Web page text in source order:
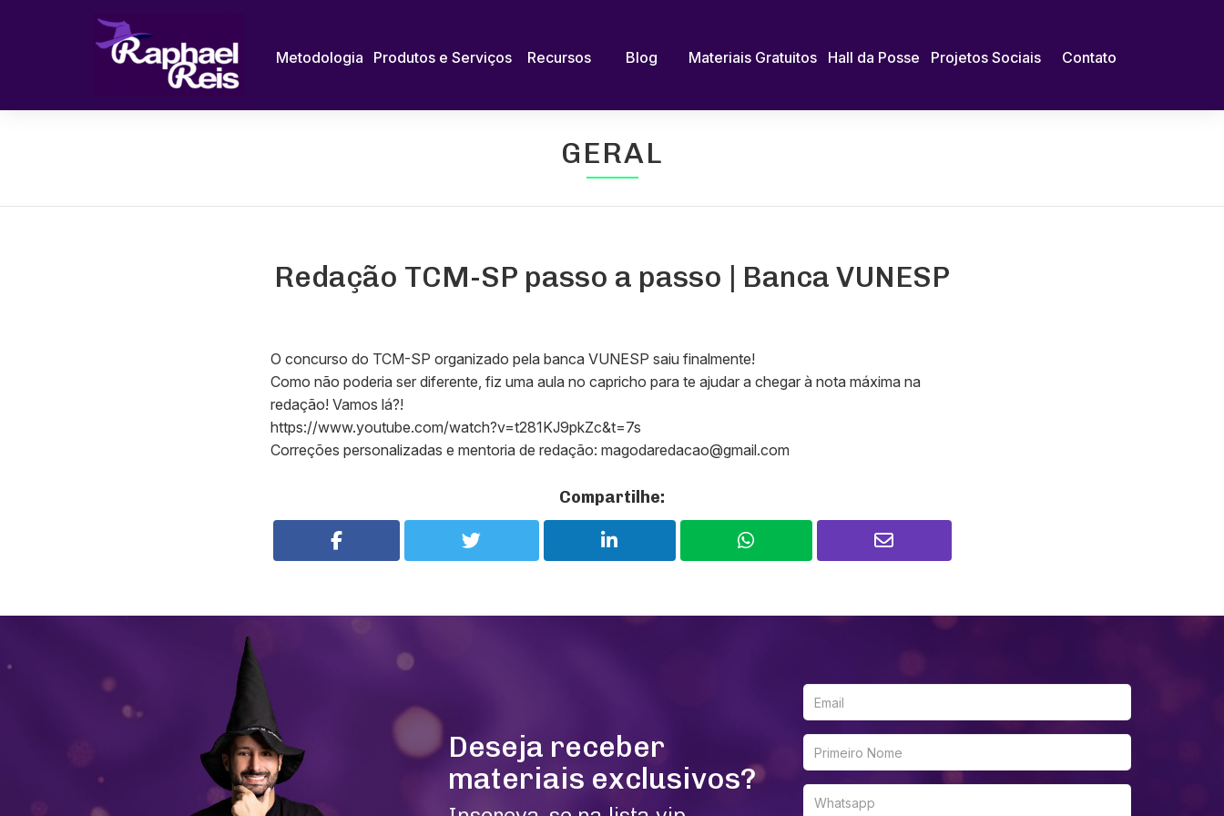
Metodologia Produtos e Serviços Recursos Blog Materiais Gratuitos Hall da Posse Projetos Sociais Contato
GERAL
Redação TCM-SP passo a passo | Banca VUNESP
O concurso do TCM-SP organizado pela banca VUNESP saiu finalmente!
Como não poderia ser diferente, fiz uma aula no capricho para te ajudar a chegar à nota máxima na
redação! Vamos lá?!
https://www.youtube.com/watch?v=t281KJ9pkZc&t=7s
Correções personalizadas e mentoria de redação: magodaredacao@gmail.com
Compartilhe:
Deseja receber
materiais exclusivos?